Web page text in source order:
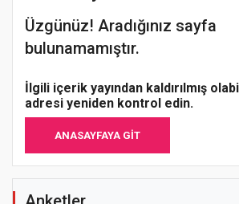
Üzgünüz! Aradığınız sayfa
bulunamamıştır.
İlgili içerik yayından kaldırılmış
adresi yeniden kontrol edin.
ANASAYFAYA GIT